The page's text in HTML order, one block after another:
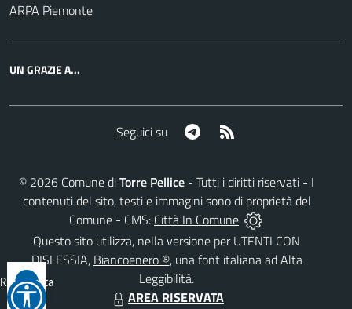
ARPA Piemonte
UN GRAZIE A...
Seguici su Telegram
© 2026 Comune diTorre Pellice - Tutti i diritti riservati - I
contenuti del sito, testi e immagini sono di proprietà del
Comune - CMS: Città In Comune
Questo sito utilizza, nella versione per UTENTI CON
DISLESSIA, Biancoenero ®, una font italiana ad Alta
Leggibilità.
AREA RISERVATA
Reimposta
tutto